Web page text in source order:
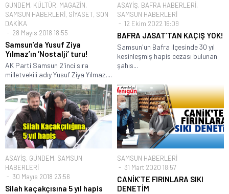
GÜNDEM, KÜLTÜR, MAGAZİN,
SAMSUN HABERLERİ, SİYASET, SON
DAKİKA
28 Mayıs 2018 18:55
Samsun’da Yusuf Ziya
Yılmaz’ın ‘Nostalji’ turu!
AK Parti Samsun 2'inci sıra
milletvekili adıy Yusuf Ziya Yılmaz,...
ASAYİŞ, BAFRA HABERLERİ,
SAMSUN HABERLERİ
12 Ekim 2022 16:09
BAFRA JASAT’TAN KAÇIŞ YOK!
Samsun'un Bafra ilçesinde 30 yıl
kesinleşmiş hapis cezası bulunan
şahıs...
ASAYİŞ, GÜNDEM, SAMSUN
HABERLERİ
30 Mayıs 2018 23:56
Silah kaçakçısına 5 yıl hapis
SAMSUN HABERLERİ
31 Mart 2020 18:57
CANİK’TE FIRINLARA SIKI
DENETİM